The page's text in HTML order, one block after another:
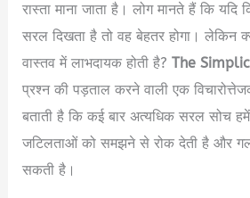
रास्ता माना जाता है। लोग मानते हैं कि यदि
सरल दिखता है तो वह बेहतर होगा। लेकिन
वास्तव में लाभदायक होती है?The
प्रश्न की पड़ताल करने वाली एक
बताती है कि कई बार अत्यधिक सरल सोच
जटिलताओं को समझने से रोक देती है और
सकती है।